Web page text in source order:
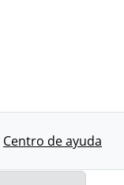
Centro de ayuda